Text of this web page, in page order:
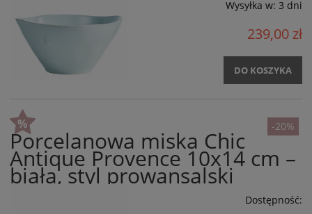
Wysyłka w: 3 dni
239,00 zł
DO KOSZYKA
Porcelanowa miska Chic
Antique Provence 10x14 cm –
biała, styl prowansalski
Dostępność:
-20%